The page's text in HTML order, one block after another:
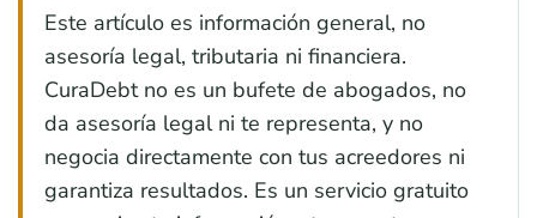
Este artículo es información general, no
asesoría legal, tributaria ni financiera.
CuraDebt no es un bufete de abogados, no
da asesoría legal ni te representa, y no
negocia directamente con tus acreedores ni
garantiza resultados. Es un servicio gratuito